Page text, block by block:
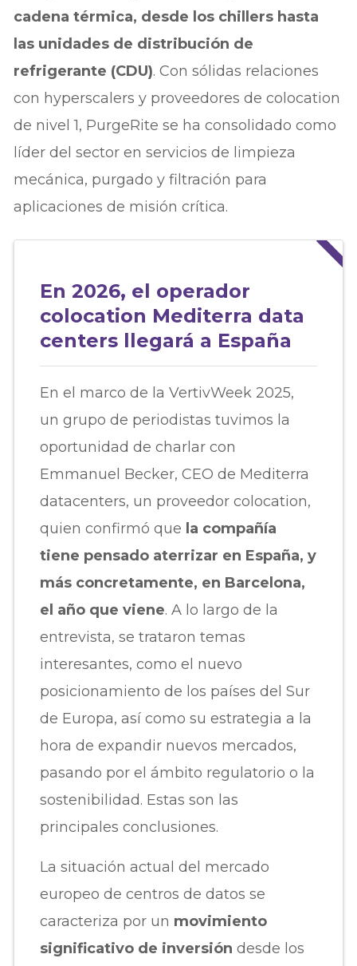
cadena térmica, desde los chillers hasta
las unidades de distribución de
refrigerante (CDU). Con sólidas relaciones
con hyperscalers y proveedores de colocation
de nivel 1, PurgeRite se ha consolidado como
líder del sector en servicios de limpieza
mecánica, purgado y filtración para
aplicaciones de misión crítica.
En 2026, el operador
colocation Mediterra data
centers llegará a España
En el marco de la VertivWeek 2025,
un grupo de periodistas tuvimos la
oportunidad de charlar con
Emmanuel Becker, CEO de Mediterra
datacenters, un proveedor colocation,
quien confirmó que la compañía
tiene pensado aterrizar en España, y
más concretamente, en Barcelona,
el año que viene. A lo largo de la
entrevista, se trataron temas
interesantes, como el nuevo
posicionamiento de los países del Sur
de Europa, así como su estrategia a la
hora de expandir nuevos mercados,
pasando por el ámbito regulatorio o la
sostenibilidad. Estas son las
principales conclusiones.
La situación actual del mercado
europeo de centros de datos se
caracteriza por un movimiento
significativo de inversión desde los